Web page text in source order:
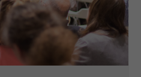
600